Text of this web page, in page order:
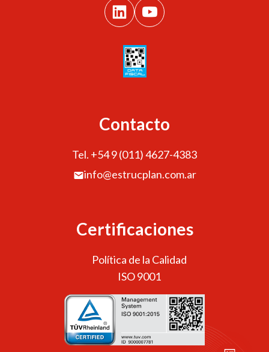
Contacto
Tel. +54 9 (011) 4627-4383
info@estrucplan.com.ar
Certificaciones
Política de la Calidad
ISO 9001